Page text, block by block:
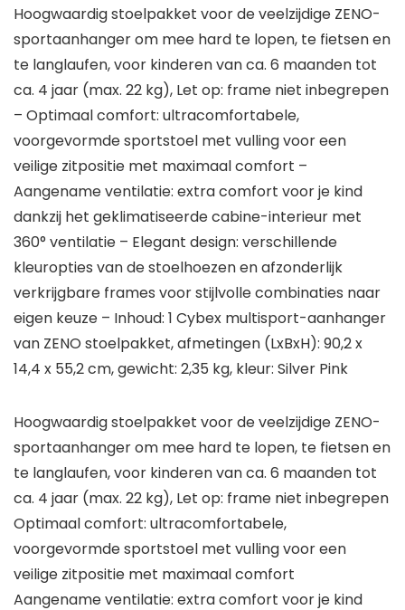
Hoogwaardig stoelpakket voor de veelzijdige ZENO-
sportaanhanger om mee hard te lopen, te fietsen en
te langlaufen, voor kinderen van ca. 6 maanden tot
ca. 4 jaar (max. 22 kg), Let op: frame niet inbegrepen
– Optimaal comfort: ultracomfortabele,
voorgevormde sportstoel met vulling voor een
veilige zitpositie met maximaal comfort –
Aangename ventilatie: extra comfort voor je kind
dankzij het geklimatiseerde cabine-interieur met
360° ventilatie – Elegant design: verschillende
kleuropties van de stoelhoezen en afzonderlijk
verkrijgbare frames voor stijlvolle combinaties naar
eigen keuze – Inhoud: 1 Cybex multisport-aanhanger
van ZENO stoelpakket, afmetingen (LxBxH): 90,2 x
14,4 x 55,2 cm, gewicht: 2,35 kg, kleur: Silver Pink
Hoogwaardig stoelpakket voor de veelzijdige ZENO-
sportaanhanger om mee hard te lopen, te fietsen en
te langlaufen, voor kinderen van ca. 6 maanden tot
ca. 4 jaar (max. 22 kg), Let op: frame niet inbegrepen
Optimaal comfort: ultracomfortabele,
voorgevormde sportstoel met vulling voor een
veilige zitpositie met maximaal comfort
Aangename ventilatie: extra comfort voor je kind